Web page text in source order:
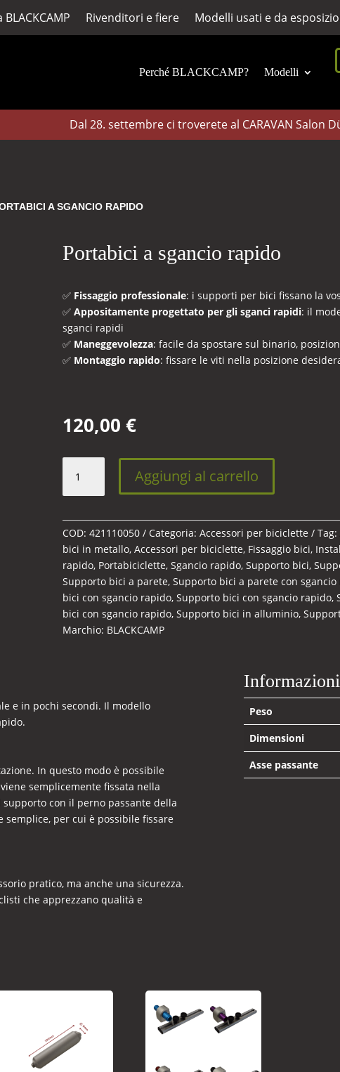
BLACKCAMP Rivenditori e fiere Modelli usati e da
Perché BLACKCAMP? Modelli
Dal 28. settembre ci troverete al CARAVAN Salon
A SGANCIO RAPIDO
Portabici a sgancio rapido
✅ Fissaggio professionale: i supporti per bici fissano la
✅ Appositamente progettato per gli sganci rapidi: il
sganci rapidi
✅ Maneggevolezza: facile da spostare sul binario,
✅ Montaggio rapido: fissare le viti nella posizione
120,00 €
sgancio
quantità
Aggiungi al carrello
COD: 421110050 Categoria: Accessori per biciclette Tag:
bici in metallo, Accessori per biciclette, Fissaggio bici,
rapido, Portabiciclette, Sgancio rapido, Supporto bici,
Supporto bici a parete, Supporto bici a parete con
bici con sgancio rapido, Supporto bici con sgancio rapido,
bici con sgancio rapido, Supporto bici in alluminio,
Marchio: BLACKCAMP
e in pochi secondi. Il modello
In questo modo è possibile
semplicemente fissata nella
con il perno passante della
per cui è possibile fissare
pratico, ma anche una sicurezza.
che apprezzano qualità e
Peso
Dimensioni
Asse passante